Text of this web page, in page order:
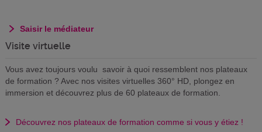
Saisir le médiateur
Visite virtuelle
Vous avez toujours voulu savoir à quoi ressemblent nos plateaux
de formation ? Avec nos visites virtuelles 360° HD, plongez en
immersion et découvrez plus de 60 plateaux de formation.
Découvrez nos plateaux de formation comme si vous y étiez !